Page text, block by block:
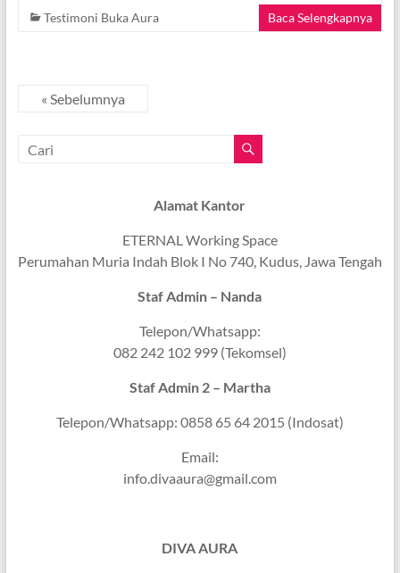
Testimoni Buka Aura
Baca Selengkapnya
« Sebelumnya
Alamat Kantor
ETERNAL Working Space
Perumahan Muria Indah Blok I No 740, Kudus, Jawa Tengah
Staf Admin – Nanda
Telepon/Whatsapp:
082 242 102 999 (Tekomsel)
Staf Admin 2 – Martha
Telepon/Whatsapp: 0858 65 64 2015 (Indosat)
Email:
info.divaaura@gmail.com
DIVA AURA